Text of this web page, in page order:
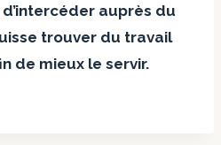
auprès du
trouver du travail
de mieux le servir.